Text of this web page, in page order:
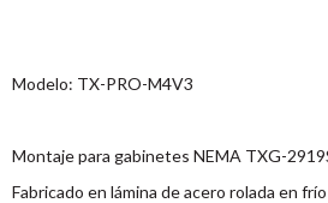
Modelo: TX-PRO-M4V3
Montaje para gabinetes NEMA TXG-
Fabricado en lámina de acero rolada en